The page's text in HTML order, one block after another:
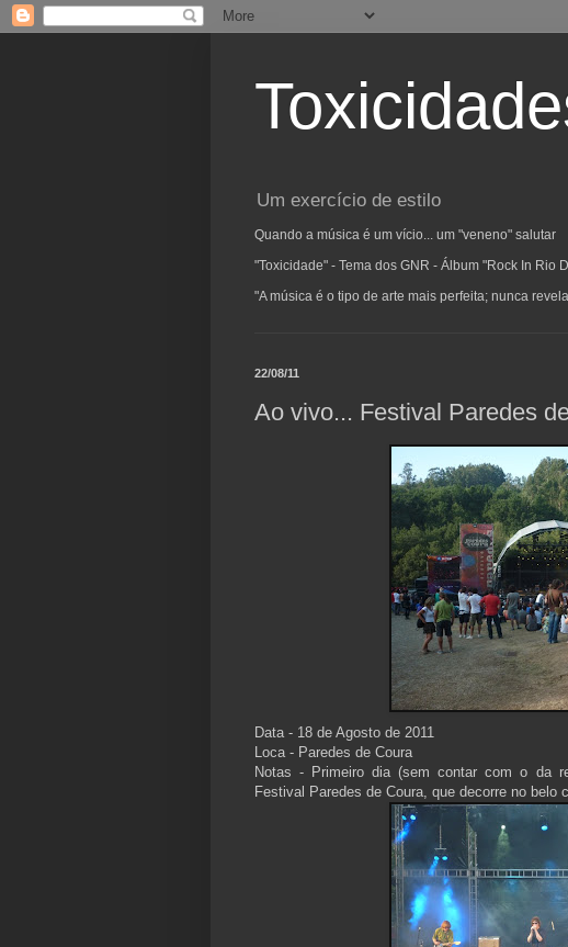
Um exercício de estilo
Quando a música é um vício... um "veneno" salutar
"Toxicidade" - Tema dos GNR - Álbum "Rock In Rio
"A música é o tipo de arte mais perfeita; nunca
22/08/11
Ao vivo... Festival Paredes
Data - 18 de Agosto de 2011
Loca - Paredes de Coura
Notas - Primeiro dia (sem contar com o da
Festival Paredes de Coura, que decorre no belo